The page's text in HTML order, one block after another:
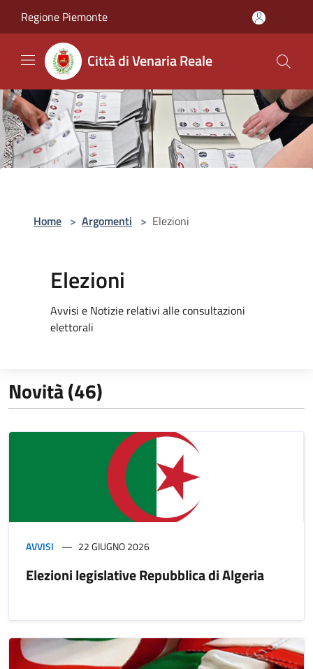
Regione Piemonte
Città di Venaria Reale
Home > Argomenti > Elezioni
Elezioni
Avvisi e Notizie relativi alle consultazioni
elettorali
Novità (46)
AVVISI 22 GIUGNO 2026
Elezioni legislative Repubblica di Algeria